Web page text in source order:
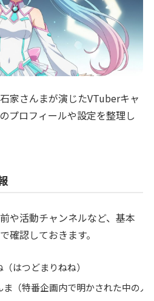
家さんまが演じたVTuberキャ
プロフィールや設定を整理し
や活動チャンネルなど、基本
確認しておきます。
はつどまりねね）
ま（特番企画内で明かされた中の人